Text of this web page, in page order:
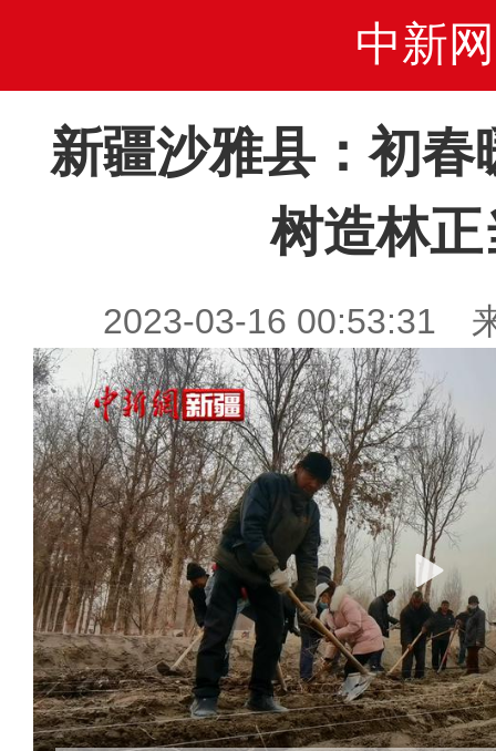
中新网
新疆沙雅县：初春
树造林正
2023-03-16 00:53:31